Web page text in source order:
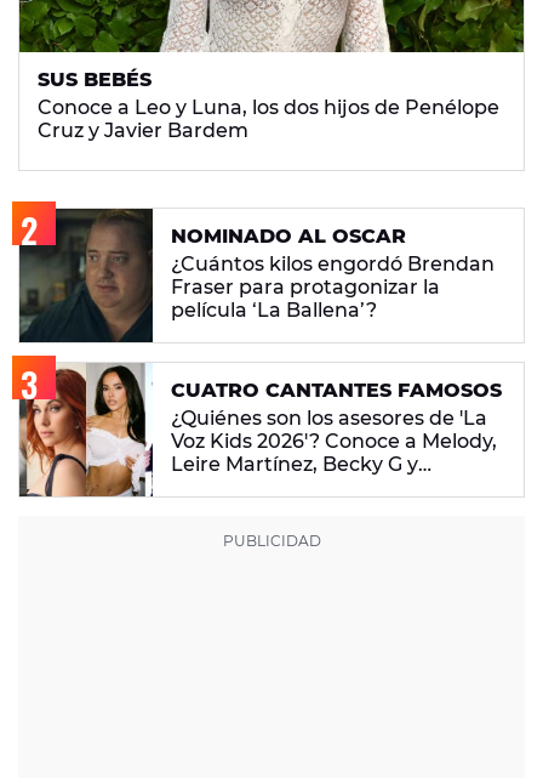
SUS BEBÉS
Conoce a Leo y Luna, los dos hijos de Penélope
Cruz y Javier Bardem
NOMINADO AL OSCAR
¿Cuántos kilos engordó Brendan
Fraser para protagonizar la
película ‘La Ballena’?
CUATRO CANTANTES FAMOSOS
¿Quiénes son los asesores de 'La
Voz Kids 2026'? Conoce a Melody,
Leire Martínez, Becky G y